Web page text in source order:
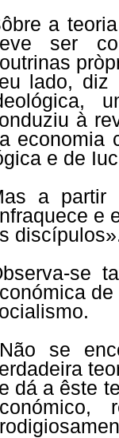
a
ser
lado, diz
à
economia
e de
a partir
e
se
se
dá a êste